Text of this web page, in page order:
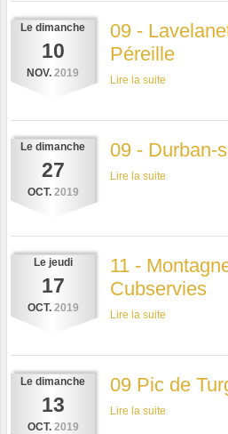
Le dimanche
10
NOV. 2019
09 -
Péreille
Lire la suite
Le dimanche
27
OCT. 2019
09 - Durban-
Lire la suite
Le jeudi
17
OCT. 2019
11 -
Cubservies
Lire la suite
Le dimanche
13
OCT. 2019
09 Pic de
Lire la suite